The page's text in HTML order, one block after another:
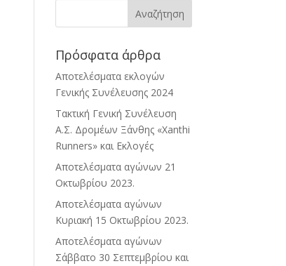
Πρόσφατα άρθρα
Αποτελέσματα εκλογών
Γενικής Συνέλευσης 2024
Τακτική Γενική Συνέλευση
Α.Σ. Δρομέων Ξάνθης «Xanthi
Runners» και Εκλογές
Αποτελέσματα αγώνων 21
Οκτωβρίου 2023.
Αποτελέσματα αγώνων
Κυριακή 15 Οκτωβρίου 2023.
Αποτελέσματα αγώνων
Σάββατο 30 Σεπτεμβρίου και